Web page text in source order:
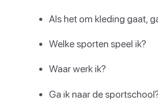
Als het om kleding gaat,
Welke sporten speel ik?
Waar werk ik?
Ga ik naar de